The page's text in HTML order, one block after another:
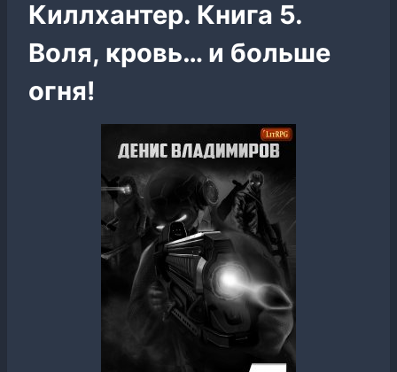
Киллхантер. Книга 5.
Воля, кровь… и больше
огня!